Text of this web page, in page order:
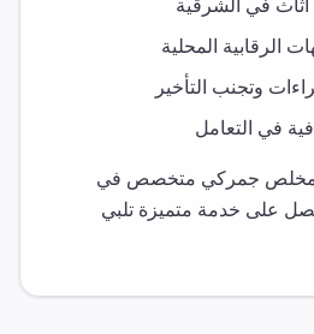
أثاث في الشرقية
الرقابية المحلية
وتجنب التأخير
في التعامل
مخلص جمركي متخصص في
على خدمة متميزة تلبي